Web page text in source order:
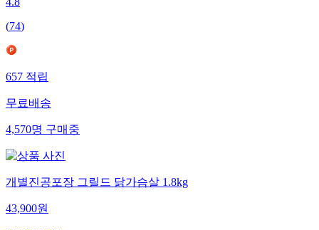
4.8
(74)
657적립
무료배송
4,570명구매중
개별진공포장 그릴드 닭가슴살 1.8kg
43,900원